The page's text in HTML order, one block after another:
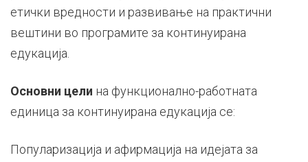
етички вредности и развивање на практични
вештини во програмите за континуирана
едукација.
Основни цели на функционално-работната
единица за континуирана едукација се:
Популаризација и афирмација на идејата за